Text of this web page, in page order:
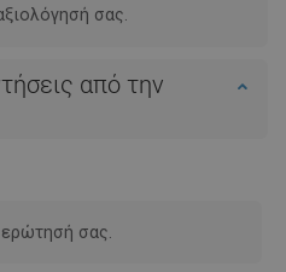
σας.
από την
ερώτησή σας.